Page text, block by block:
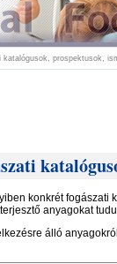
katalógusok, prospektusok,
konkrét fogászati
anyagokat
álló